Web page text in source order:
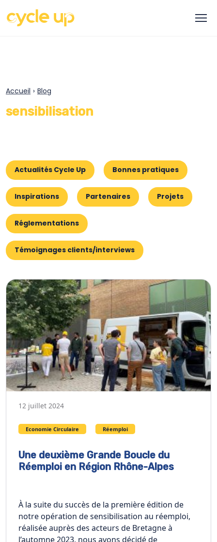
Accueil › Blog
sensibilisation
Actualités Cycle Up Bonnes pratiques
Inspirations Partenaires Projets
Réglementations
Témoignages clients/interviews
12 juillet 2024
Economie Circulaire Réemploi
Une deuxième Grande Boucle du
Réemploi en Région Rhône-Alpes
À la suite du succès de la première édition de
notre opération de sensibilisation au réemploi,
réalisée auprès des acteurs de Bretagne à
l’automne 2023, nous avons décidé de